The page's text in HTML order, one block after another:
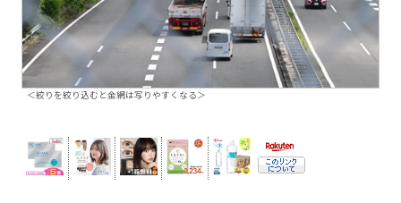
＜絞りを絞り込むと金網は写りやすくなる＞